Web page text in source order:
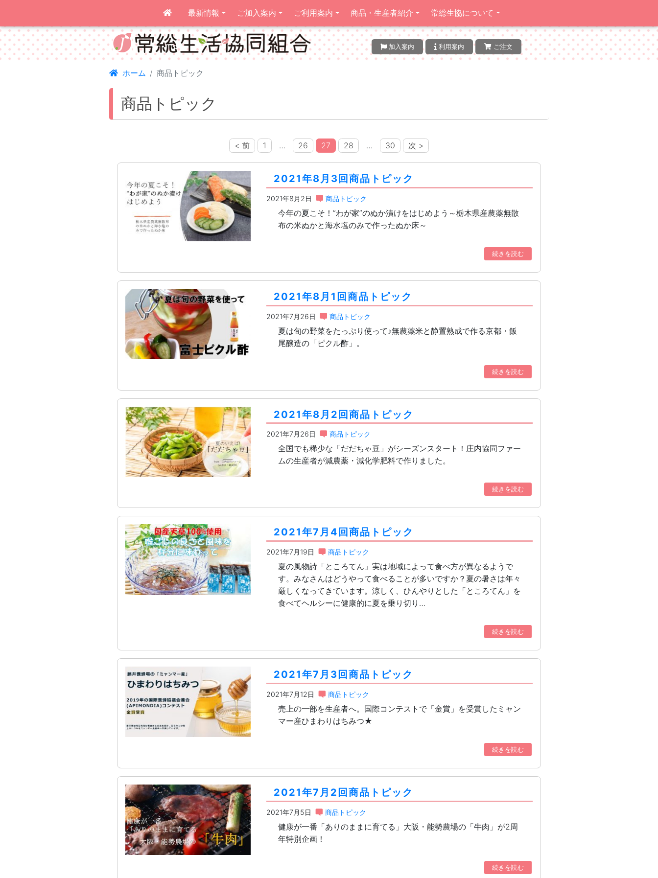
加入案内 利用案内 ご注文
(current)
最新情報 ご加入案内 ご利用案内 商品・生産者紹介 常総生協について
ホーム 商品トピック
商品トピック
< 前 1 … 26 27 28 … 30 次 >
2021年8月3回商品トピック
2021年8月2日 商品トピック
今年の夏こそ！”わが家”のぬか漬けをはじめよう～栃木県産農薬無散
布の米ぬかと海水塩のみで作ったぬか床～
続きを読む
2021年8月1回商品トピック
2021年7月26日 商品トピック
夏は旬の野菜をたっぷり使って♪無農薬米と静置熟成で作る京都・飯
尾醸造の「ピクル酢」。
続きを読む
2021年8月2回商品トピック
2021年7月26日 商品トピック
全国でも稀少な「だだちゃ豆」がシーズンスタート！庄内協同ファー
ムの生産者が減農薬・減化学肥料で作りました。
続きを読む
2021年7月4回商品トピック
2021年7月19日 商品トピック
夏の風物詩「ところてん」実は地域によって食べ方が異なるようで
す。みなさんはどうやって食べることが多いですか？夏の暑さは年々
厳しくなってきています。涼しく、ひんやりとした「ところてん」を
食べてヘルシーに健康的に夏を乗り切り…
続きを読む
2021年7月3回商品トピック
2021年7月12日 商品トピック
売上の一部を生産者へ。国際コンテストで「金賞」を受賞したミャン
マー産ひまわりはちみつ★
続きを読む
2021年7月2回商品トピック
2021年7月5日 商品トピック
健康が一番「ありのままに育てる」大阪・能勢農場の「牛肉」が2周
年特別企画！
続きを読む